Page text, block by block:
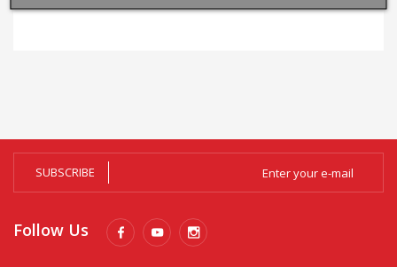
SUBSCRIBE
Follow Us